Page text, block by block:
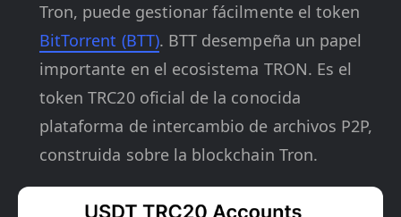
Tron, puede gestionar fácilmente el token
BitTorrent (BTT). BTT desempeña un papel
importante en el ecosistema TRON. Es el
token TRC20 oficial de la conocida
plataforma de intercambio de archivos P2P,
construida sobre la blockchain Tron.